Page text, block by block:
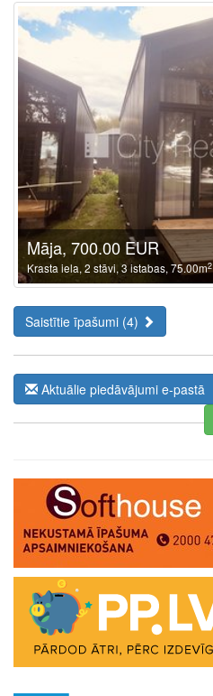
Māja, 700.00 EUR
Krasta iela, 2 stāvi, 3 istabas, 75.00m2
Saistītie īpašumi (4)
Aktuālie piedāvājumi e-pastā